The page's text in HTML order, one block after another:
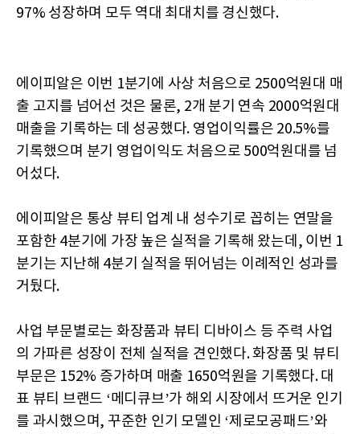
97% 성장하며 모두 역대 최대치를 경신했다.
에이피알은 이번 1분기에 사상 처음으로 2500억원대 매
출 고지를 넘어선 것은 물론, 2개 분기 연속 2000억원대
매출을 기록하는 데 성공했다. 영업이익률은 20.5%를
기록했으며 분기 영업이익도 처음으로 500억원대를 넘
어섰다.
에이피알은 통상 뷰티 업계 내 성수기로 꼽히는 연말을
포함한 4분기에 가장 높은 실적을 기록해 왔는데, 이번 1
분기는 지난해 4분기 실적을 뛰어넘는 이례적인 성과를
거뒀다.
사업 부문별로는 화장품과 뷰티 디바이스 등 주력 사업
의 가파른 성장이 전체 실적을 견인했다. 화장품 및 뷰티
부문은 152% 증가하며 매출 1650억원을 기록했다. 대
표 뷰티 브랜드 ‘메디큐브’가 해외 시장에서 뜨거운 인기
를 과시했으며, 꾸준한 인기 모델인 ‘제로모공패드’와